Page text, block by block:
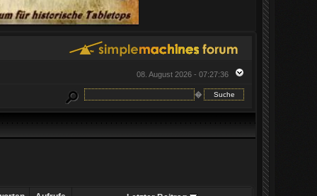
08. August 2026 - 07:27:36
�